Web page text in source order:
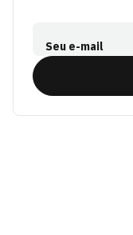
Seu e-mail